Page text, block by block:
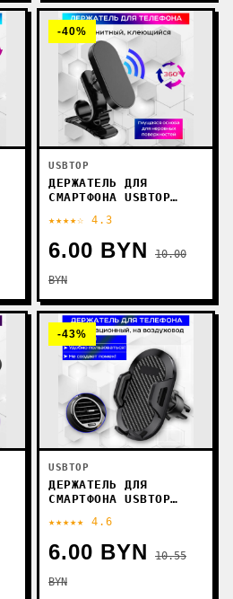
-40%
USBTOP
ДЕРЖАТЕЛЬ ДЛЯ
СМАРТФОНА USBTOP
★★★★☆ 4.3
6.00 BYN
10.00
BYN
-43%
USBTOP
ДЕРЖАТЕЛЬ ДЛЯ
СМАРТФОНА USBTOP
★★★★★ 4.6
6.00 BYN
10.55
BYN